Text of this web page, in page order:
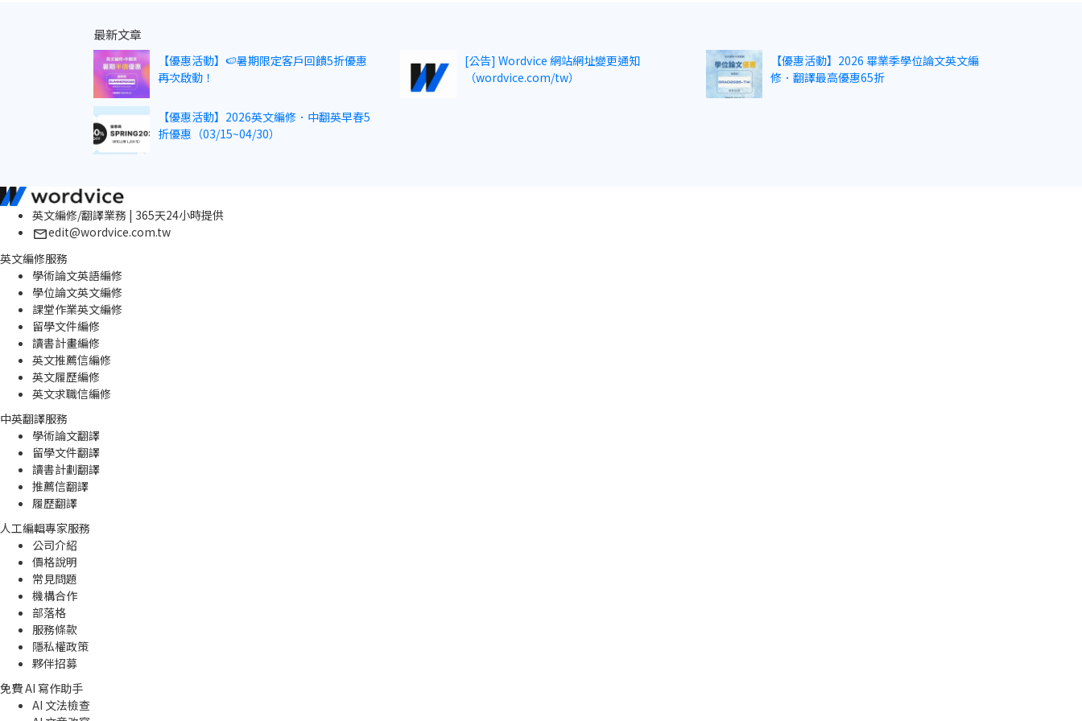
最新文章
【優惠活動】🍉暑期限定客戶回饋5折優惠
再次啟動！
[公告] Wordvice 網站網址變更通知
（wordvice.com/tw）
【優惠活動】2026 畢業季學位論文英文編
修．翻譯最高優惠65折
【優惠活動】2026英文編修．中翻英早春5
折優惠（03/15~04/30）
英文編修/翻譯業務 | 365天24小時提供
edit@wordvice.com.tw
英文編修服務
學術論文英語編修
學位論文英文編修
課堂作業英文編修
留學文件編修
讀書計畫編修
英文推薦信編修
英文履歷編修
英文求職信編修
中英翻譯服務
學術論文翻譯
留學文件翻譯
讀書計劃翻譯
推薦信翻譯
履歷翻譯
人工編輯專家服務
公司介紹
價格說明
常見問題
機構合作
部落格
服務條款
隱私權政策
夥伴招募
免費 AI 寫作助手
AI 文法檢查